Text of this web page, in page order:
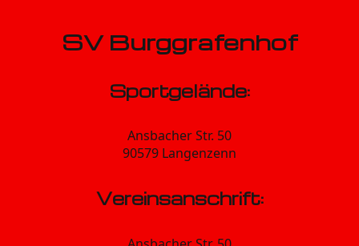
SV Burggrafenhof
Sportgelände:
Ansbacher Str. 50
90579 Langenzenn
Vereinsanschrift: